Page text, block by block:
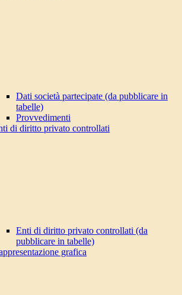
Dati società partecipate (da pubblicare in
tabelle)
Provvedimenti
di diritto privato controllati
Enti di diritto privato controllati (da
pubblicare in tabelle)
grafica